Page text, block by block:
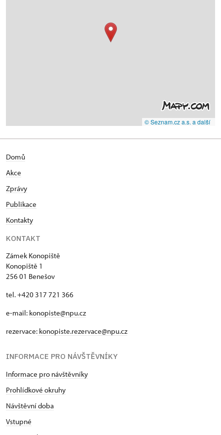
© Seznam.cz a.s. a další
Domů
Akce
Zprávy
Publikace
Kontakty
KONTAKT
Zámek Konopiště
Konopiště 1
256 01 Benešov
tel. +420 317 721 366
e-mail: konopiste@npu.cz
rezervace: konopiste.rezervace@npu.cz
INFORMACE PRO NÁVŠTĚVNÍKY
Informace pro návštěvníky
Prohlídkové okruhy
Návštěvní doba
Vstupné